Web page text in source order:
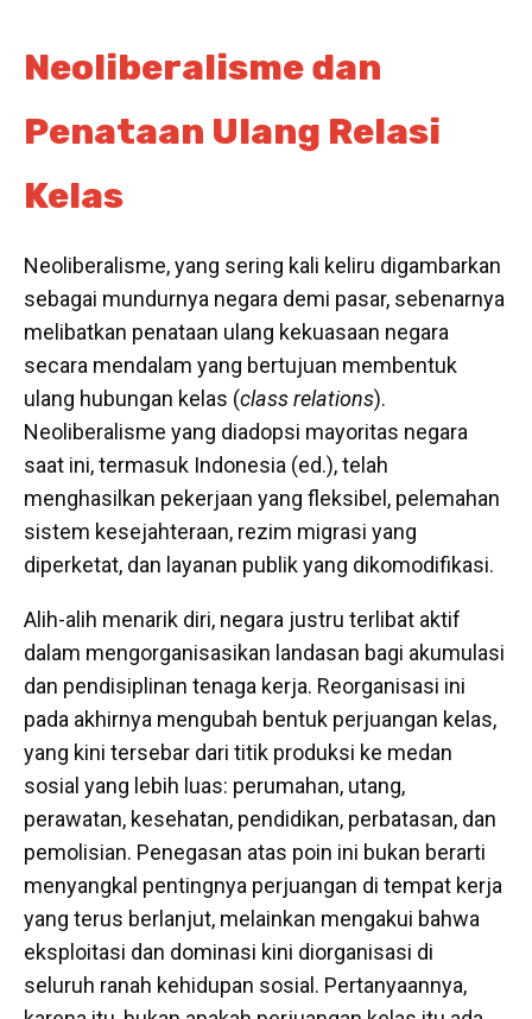
Neoliberalisme dan
Penataan Ulang Relasi
Kelas
Neoliberalisme, yang sering kali keliru digambarkan
sebagai mundurnya negara demi pasar, sebenarnya
melibatkan penataan ulang kekuasaan negara
secara mendalam yang bertujuan membentuk
ulang hubungan kelas (class relations).
Neoliberalisme yang diadopsi mayoritas negara
saat ini, termasuk Indonesia (ed.), telah
menghasilkan pekerjaan yang fleksibel, pelemahan
sistem kesejahteraan, rezim migrasi yang
diperketat, dan layanan publik yang dikomodifikasi.
Alih-alih menarik diri, negara justru terlibat aktif
dalam mengorganisasikan landasan bagi akumulasi
dan pendisiplinan tenaga kerja. Reorganisasi ini
pada akhirnya mengubah bentuk perjuangan kelas,
yang kini tersebar dari titik produksi ke medan
sosial yang lebih luas: perumahan, utang,
perawatan, kesehatan, pendidikan, perbatasan, dan
pemolisian. Penegasan atas poin ini bukan berarti
menyangkal pentingnya perjuangan di tempat kerja
yang terus berlanjut, melainkan mengakui bahwa
eksploitasi dan dominasi kini diorganisasi di
seluruh ranah kehidupan sosial. Pertanyaannya,